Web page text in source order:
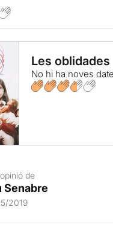
Les oblidades
No hi ha noves
de
Senabre
2019